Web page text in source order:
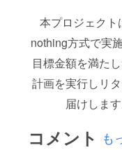
本プロジェクト
nothing方式で実施
目標金額を満た
計画を実行しリ
届けします
コメント も